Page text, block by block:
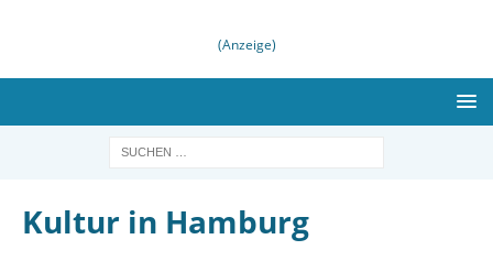
(Anzeige)
Kultur in Hamburg